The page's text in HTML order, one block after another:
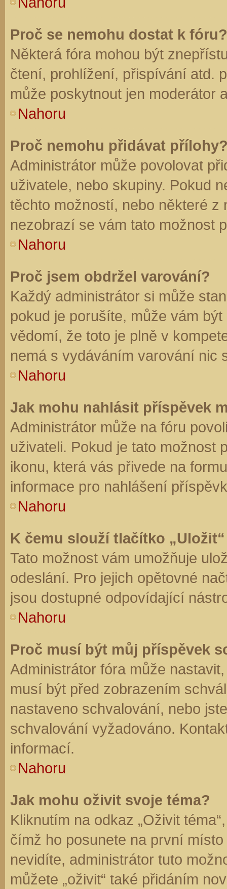
Proč se nemohu dostat k fóru?
Některá fóra mohou být
čtení, prohlížení, přispívání atd.
může poskytnout jen moderátor
Nahoru
Proč nemohu přidávat
Administrátor může povolovat
uživatele, nebo skupiny. Pokud
těchto možností, nebo některé z
nezobrazí se vám tato možnost
Nahoru
Proč jsem obdržel varování?
Každý administrátor si může
pokud je porušíte, může vám
vědomí, že toto je plně v
nemá s vydáváním varování nic
Nahoru
Jak mohu nahlásit příspěvek
Administrátor může na fóru
uživateli. Pokud je tato možnost
ikonu, která vás přivede na
informace pro nahlášení
Nahoru
K čemu slouží tlačítko
Tato možnost vám umožňuje
odeslání. Pro jejich opětovné
jsou dostupné odpovídající
Nahoru
Proč musí být můj příspěvek
Administrátor fóra může
musí být před zobrazením
nastaveno schvalování, nebo
schvalování vyžadováno.
informací.
Nahoru
Jak mohu oživit svoje téma?
Kliknutím na odkaz „Oživit
čímž ho posunete na první
nevidíte, administrátor tuto
můžete „oživit“ také přidáním